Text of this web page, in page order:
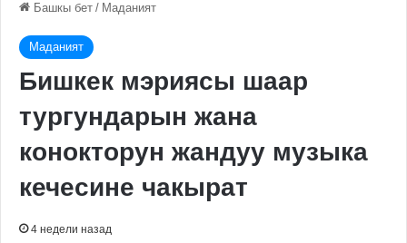
Башкы бет / Маданият
Маданият
Бишкек мэриясы шаар
тургундарын жана
конокторун жандуу музыка
кечесине чакырат
4 недели назад